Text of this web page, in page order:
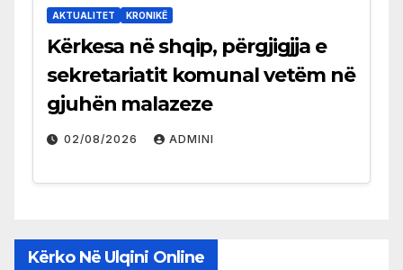
AKTUALITET KRONIKË
Kërkesa në shqip, përgjigjja e
sekretariatit komunal vetëm në
gjuhën malazeze
02/08/2026 ADMINI
Kërko Në Ulqini Online